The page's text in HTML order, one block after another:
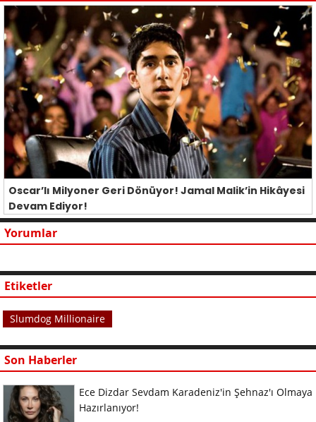
Oscar’lı Milyoner Geri Dönüyor! Jamal Malik’in Hikâyesi
Devam Ediyor!
Yorumlar
Etiketler
Slumdog Millionaire
Son Haberler
Ece Dizdar Sevdam Karadeniz'in Şehnaz'ı Olmaya
Hazırlanıyor!